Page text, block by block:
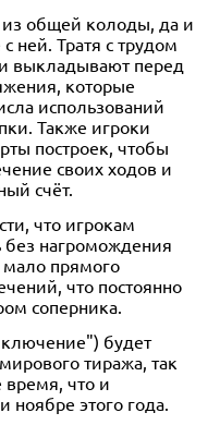
общей колоды, да и
ней. Тратя с трудом
выкладывают перед
которые
использований
Также игроки
построек, чтобы
своих ходов и
счёт.
что игрокам
нагромождения
мало прямого
что постоянно
соперника.
будет
тиража, так
что и
ноябре этого года.